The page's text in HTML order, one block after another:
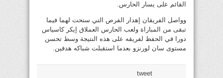
القائم على يسار الحارس.
وواصل الفريقان إهدار الفرص التي سنحت لهما فيما
تبقى من المباراة ولعب الحارس العملاق إيكر كاسياس
دورا في الحفظ لفريقه على هذه النتيجة وسط تحسن
مستوى سان لورنزو بعدما استقبلت شباكه هدفين.
tweet